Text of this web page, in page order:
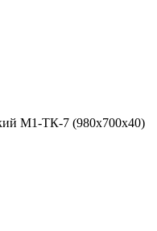
М1-ТК-7 (980x700x40)